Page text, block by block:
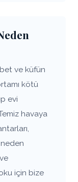
ve küfün
kötü
evi
havaya
için bize